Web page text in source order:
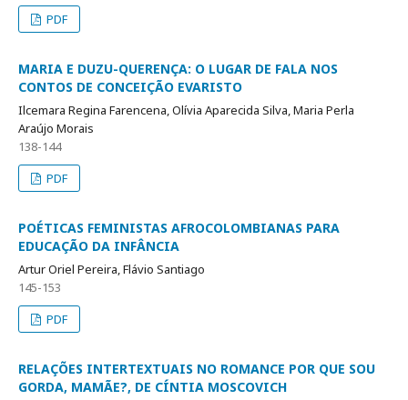
PDF
MARIA E DUZU-QUERENÇA: O LUGAR DE FALA NOS
CONTOS DE CONCEIÇÃO EVARISTO
Ilcemara Regina Farencena, Olívia Aparecida Silva, Maria Perla
Araújo Morais
138-144
PDF
POÉTICAS FEMINISTAS AFROCOLOMBIANAS PARA
EDUCAÇÃO DA INFÂNCIA
Artur Oriel Pereira, Flávio Santiago
145-153
PDF
RELAÇÕES INTERTEXTUAIS NO ROMANCE POR QUE SOU
GORDA, MAMÃE?, DE CÍNTIA MOSCOVICH